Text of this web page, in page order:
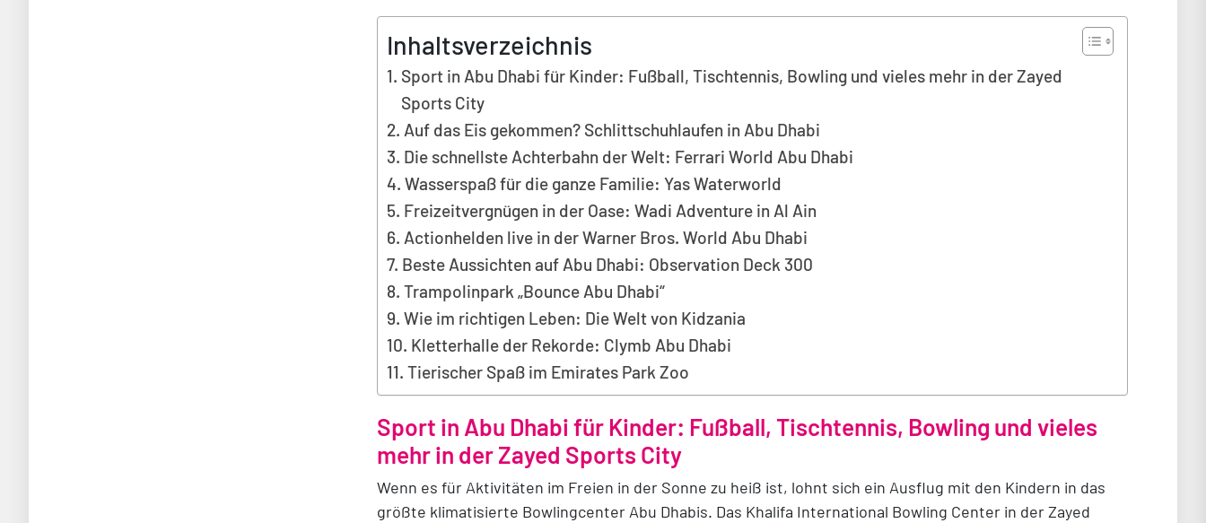
Inhaltsverzeichnis
Sport in Abu Dhabi für Kinder: Fußball, Tischtennis, Bowling und vieles mehr in der Zayed
Sports City
Auf das Eis gekommen? Schlittschuhlaufen in Abu Dhabi
Die schnellste Achterbahn der Welt: Ferrari World Abu Dhabi
Wasserspaß für die ganze Familie: Yas Waterworld
Freizeitvergnügen in der Oase: Wadi Adventure in Al Ain
Actionhelden live in der Warner Bros. World Abu Dhabi
Beste Aussichten auf Abu Dhabi: Observation Deck 300
Trampolinpark „Bounce Abu Dhabi“
Wie im richtigen Leben: Die Welt von Kidzania
Kletterhalle der Rekorde: Clymb Abu Dhabi
Tierischer Spaß im Emirates Park Zoo
Sport in Abu Dhabi für Kinder: Fußball, Tischtennis, Bowling und vieles
mehr in der Zayed Sports City
Wenn es für Aktivitäten im Freien in der Sonne zu heiß ist, lohnt sich ein Ausflug mit den Kindern in das
größte klimatisierte Bowlingcenter Abu Dhabis. Das Khalifa International Bowling Center in der Zayed